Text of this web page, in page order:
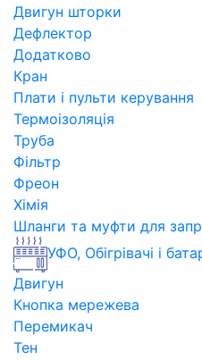
Двигун шторки
Дефлектор
Додатково
Кран
Плати і пульти керування
Термоізоляція
Труба
Фільтр
Фреон
Хімія
Шланги та муфти для
УФО, Обігрівачі і
Двигун
Кнопка мережева
Перемикач
Тен